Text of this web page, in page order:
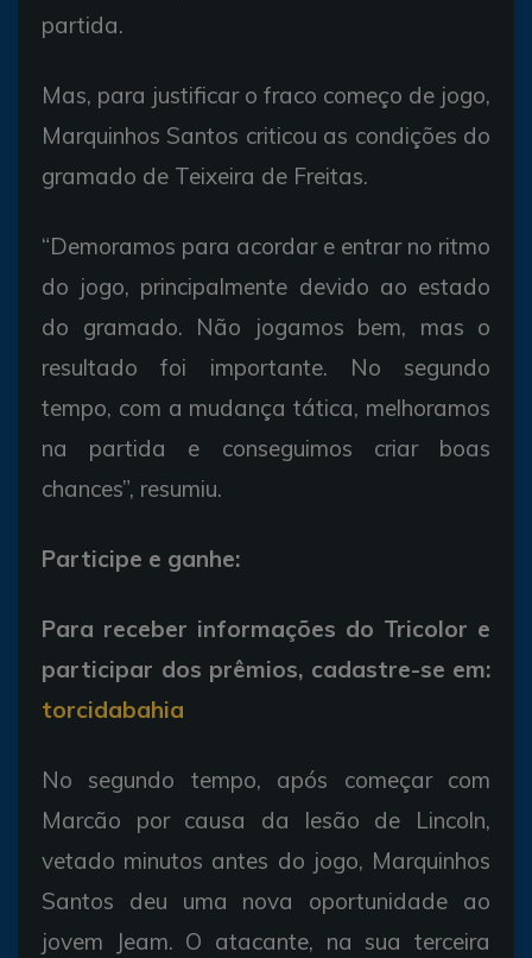
partida.
Mas, para justificar o fraco começo de jogo,
Marquinhos Santos criticou as condições do
gramado de Teixeira de Freitas.
“Demoramos para acordar e entrar no ritmo
do jogo, principalmente devido ao estado
do gramado. Não jogamos bem, mas o
resultado foi importante. No segundo
tempo, com a mudança tática, melhoramos
na partida e conseguimos criar boas
chances”, resumiu.
Participe e ganhe:
Para receber informações do Tricolor e
participar dos prêmios, cadastre-se em:
torcidabahia
No segundo tempo, após começar com
Marcão por causa da lesão de Lincoln,
vetado minutos antes do jogo, Marquinhos
Santos deu uma nova oportunidade ao
jovem Jeam. O atacante, na sua terceira